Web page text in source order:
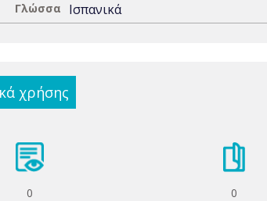
Γλώσσα Ισπανικά
χρήσης
0 0